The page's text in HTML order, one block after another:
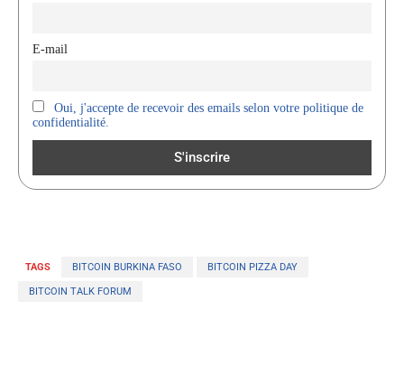
E-mail
Oui, j'accepte de recevoir des emails selon votre politique de
confidentialité.
TAGS BITCOIN BURKINA FASO BITCOIN PIZZA DAY
BITCOIN TALK FORUM